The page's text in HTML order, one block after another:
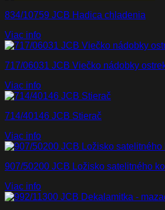
834/10759 JCB Hadica chladenia
Viac info
717/06031 JCB Viečko nádobky
Viac info
714/40146 JCB Stierač
Viac info
907/50200 JCB Ložisko satelitného
Viac info